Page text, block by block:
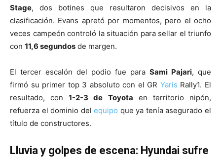
Stage, dos botines que resultaron decisivos en la
clasificación. Evans apretó por momentos, pero el ocho
veces campeón controló la situación para sellar el triunfo
con 11,6 segundos de margen.
El tercer escalón del podio fue para Sami Pajari, que
firmó su primer top 3 absoluto con el GR Yaris Rally1. El
resultado, con1-2-3 de Toyota en territorio nipón,
refuerza el dominio delequipo que ya tenía asegurado el
título de constructores.
Lluvia y golpes de escena: Hyundai sufre